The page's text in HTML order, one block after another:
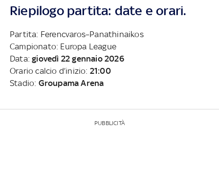
Riepilogo partita: date e orari.
Partita: Ferencvaros–Panathinaikos
Campionato: Europa League
Data:giovedì 22 gennaio 2026
Orario calcio d’inizio: 21:00
Stadio: Groupama Arena
PUBBLICITÀ